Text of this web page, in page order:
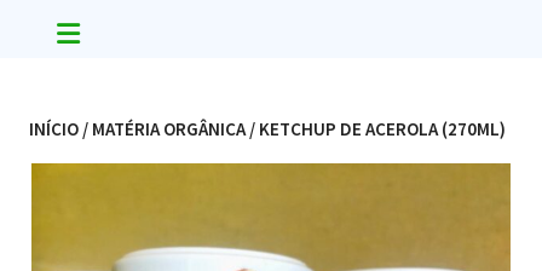
INÍCIO / MATÉRIA ORGÂNICA/ KETCHUP DE ACEROLA (270ML)